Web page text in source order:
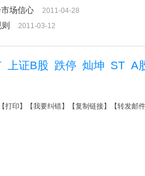
场信心 2011-04-28
2011-03-12
上证B股 跌停 灿坤 ST A
【打印 】【我要纠错】【复制链接】【转发邮件